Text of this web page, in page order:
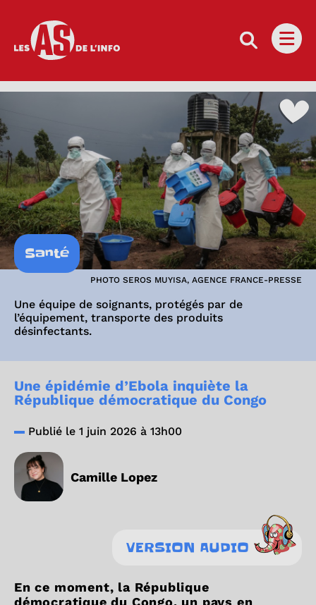
Les as de l'info
Santé
PHOTO SEROS MUYISA, AGENCE FRANCE-PRESSE
Une équipe de soignants, protégés par de
l’équipement, transporte des produits
désinfectants.
Une épidémie d’Ebola inquiète la
République démocratique du Congo
Publié le 1 juin 2026 à 13h00
Camille Lopez
VERSION AUDIO
En ce moment, la République
démocratique du Congo, un pays en